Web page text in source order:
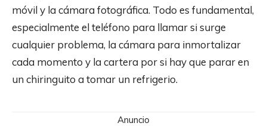
móvil y la cámara fotográfica. Todo es fundamental,
especialmente el teléfono para llamar si surge
cualquier problema, la cámara para inmortalizar
cada momento y la cartera por si hay que parar en
un chiringuito a tomar un refrigerio.
Anuncio